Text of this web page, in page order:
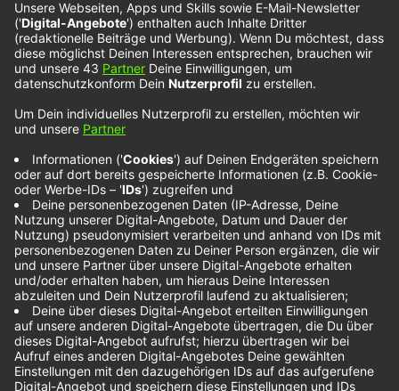
Nico & Vinz – Trouble
Die norwegischen Superstars Nico & Vinz sind mit
ihrer neuen Single„Trouble“neu bei NOXX am
Start. In dem Song geht es den beiden darum das
Thema „mentale Gesundheit“ in den Fokus zu
nehmen. Ein ernstes Thema in einen spielerischen
Pop-Song gekleidet, der gleichermaßen eine
positive und tanzbare Liebeserklärung an das
Leben sein soll.
Noch mehr NOXX-Künstler findest du hier: